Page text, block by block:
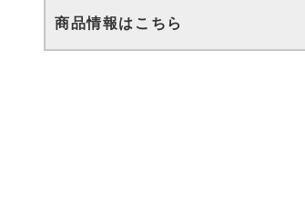
商品情報はこちら